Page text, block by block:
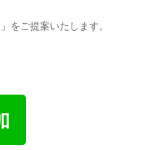
をご提案いたします。